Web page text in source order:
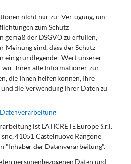
nicht nur zur Verfügung, um
zum Schutz
gemäß der DSGVO zu erfüllen,
Meinung sind, dass der Schutz
ein grundlegender Wert unserer
wir Ihnen alle Informationen zur
die Ihnen helfen können, Ihre
und dieVerwendung Ihrer Daten zu
ist LATICRETE EuropeS.r.l.
snc,41051 Castelnuovo Rangone
"Inhaber der Datenverarbeitung".
personenbezogenen Daten und